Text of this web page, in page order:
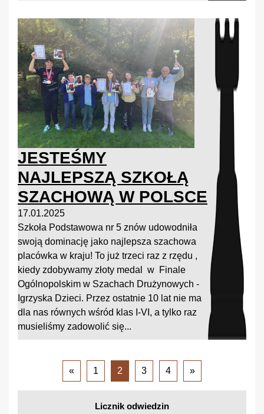
Licznik odwiedzin
JESTEŚMY
NAJLEPSZĄ SZKOŁĄ
SZACHOWĄ W POLSCE
17.01.2025
Szkoła Podstawowa nr 5 znów udowodniła
swoją dominację jako najlepsza szachowa
placówka w kraju! To już trzeci raz z rzędu ,
kiedy zdobywamy złoty medal w Finale
Ogólnopolskim w Szachach Drużynowych -
Igrzyska Dzieci. Przez ostatnie 10 lat nie ma
dla nas równych wśród klas I-VI, a tylko raz
musieliśmy zadowolić się...
« 1 2 3 4 »